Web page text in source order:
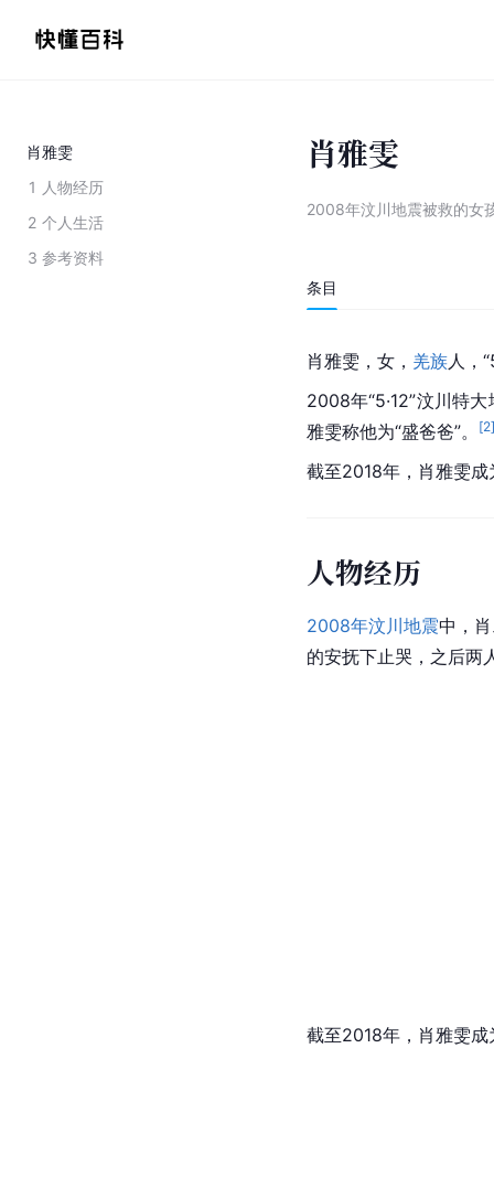
肖雅雯
1 人物经历
2 个人生活
3 参考资料
肖雅雯
2008年汶川地震被救的女
条目
肖雅雯，女， 羌族人，
2008年“5·12”汶川特
雅雯称他为“盛爸爸”。
[2
截至2018年，肖雅雯
人物经历
2008年汶川地震中，
的安抚下止哭，之后两
截至2018年，肖雅雯